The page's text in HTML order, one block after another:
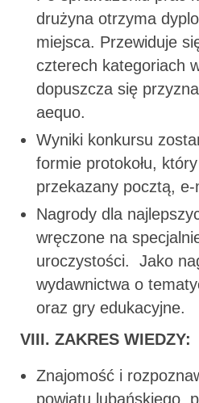
drużyna otrzyma
miejsca. Przewiduje
czterech kategoriach
dopuszcza się
aequo.
Wyniki konkursu
formie protokołu,
przekazany pocztą,
Nagrody dla
wręczone na
uroczystości. Jako
wydawnictwa o
oraz gry edukacyjne.
VIII. ZAKRES WIEDZY:
Znajomość i
powiatu lubańskiego,